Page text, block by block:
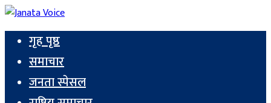
गृह पृष्ठ
समाचार
जनता स्पेसल